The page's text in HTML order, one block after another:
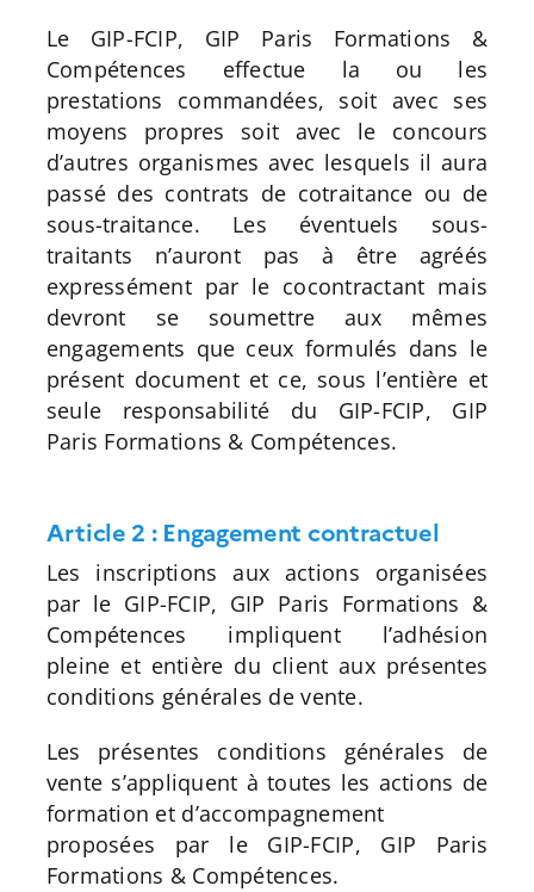
Le GIP-FCIP, GIP Paris Formations &
Compétences effectue la ou les
prestations commandées, soit avec ses
moyens propres soit avec le concours
d’autres organismes avec lesquels il aura
passé des contrats de cotraitance ou de
sous-traitance. Les éventuels sous-
traitants n’auront pas à être agréés
expressément par le cocontractant mais
devront se soumettre aux mêmes
engagements que ceux formulés dans le
présent document et ce, sous l’entière et
seule responsabilité du GIP-FCIP, GIP
Paris Formations & Compétences.
Article 2 : Engagement contractuel
Les inscriptions aux actions organisées
par le GIP-FCIP, GIP Paris Formations &
Compétences impliquent l’adhésion
pleine et entière du client aux présentes
conditions générales de vente.
Les présentes conditions générales de
vente s’appliquent à toutes les actions de
formation et d’accompagnement
proposées par le GIP-FCIP, GIP Paris
Formations & Compétences.